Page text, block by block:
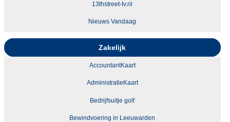
13thstreet-tv.nl
Nieuws Vandaag
Zakelijk
AccountantKaart
AdministratieKaart
Bedrijfsuitje golf
Bewindvoering in Leeuwarden